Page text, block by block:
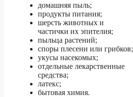
домашняя пыль;
продукты питания;
шерсть животных и
частички их эпителия;
пыльца растений;
споры плесени или грибков;
укусы насекомых;
отдельные лекарственные
средства;
латекс;
бытовая химия.